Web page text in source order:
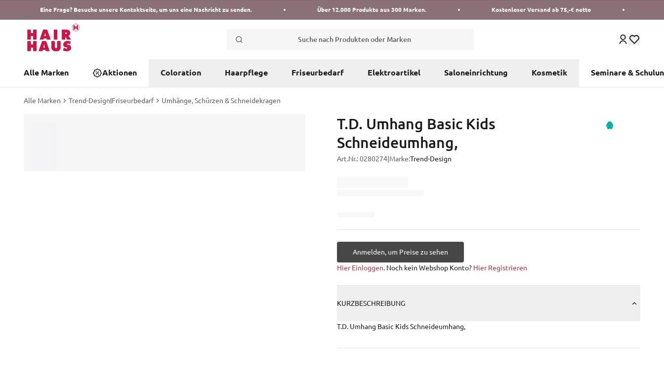
Eine Frage? Besuche unsere Kontaktseite, um uns eine Nachricht zu senden. Über 12.000 Produkte aus 300 Marken. Kostenloser Versand ab 75,-€ netto
Suche nach Produkten oder Marken
Alle Marken Aktionen Coloration Haarpflege Friseurbedarf Elektroartikel Saloneinrichtung Kosmetik Seminare &
Alle Marken Trend-Design|Friseurbedarf Umhänge, Schürzen & Schneidekragen
T.D. Umhang Basic Kids
Schneideumhang,
Art.Nr.:0280274 Marke:Trend-Design
Anmelden, um Preise zu sehen
Hier Einloggen. Noch kein Webshop Konto? Hier Registrieren
KURZBESCHREIBUNG
T.D. Umhang Basic Kids Schneideumhang,